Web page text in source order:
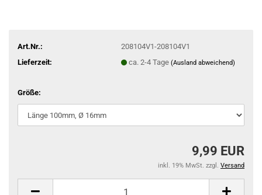
Art.Nr.:
208104V1-208104V1
Lieferzeit:
ca. 2-4 Tage (Ausland abweichend)
Größe:
9,99 EUR
inkl. 19% MwSt. zzgl. Versand